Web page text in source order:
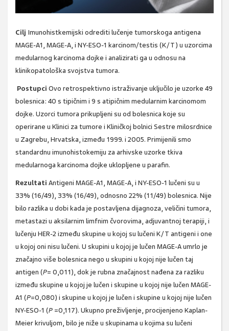
Cilj Imunohistkemijski odrediti lučenje tumorskoga antigena
MAGE-A1, MAGE-A, i NY-ESO-1 karcinom/testis (K/T) u uzorcima
medularnog karcinoma dojke i analizirati ga u odnosu na
klinikopatološka svojstva tumora.
Postupci Ovo retrospektivno istraživanje uključilo je uzorke 49
bolesnica: 40 s tipičnim i 9 s atipičnim medularnim karcinomom
dojke. Uzorci tumora prikupljeni su od bolesnica koje su
operirane u Klinici za tumore i Kliničkoj bolnici Sestre milosrdnice
u Zagrebu, Hrvatska, između 1999. i 2005. Primijenili smo
standardnu imunohistokemiju za arhivske uzorke tkiva
medularnoga karcinoma dojke uklopljene u parafin.
Rezultati Antigeni MAGE-A1, MAGE-A, i NY-ESO-1 lučeni su u
33% (16/49), 33% (16/49), odnosno 22% (11/49) bolesnica. Nije
bilo razlika u dobi kada je postavljena dijagnoza, veličini tumora,
metastazi u aksilarnim limfnim čvorovima, adjuvantnoj terapiji, i
lučenju HER-2 između skupine u kojoj su lučeni K/T antigeni i one
u kojoj oni nisu lučeni. U skupini u kojoj je lučen MAGE-A umrlo je
značajno više bolesnica nego u skupini u kojoj nije lučen taj
antigen (P= 0,011), dok je rubna značajnost nađena za razliku
između skupine u kojoj je lučen i skupine u kojoj nije lučen MAGE-
A1 (P=0,080) i skupine u kojoj je lučen i skupine u kojoj nije lučen
NY-ESO-1 (P =0,117). Ukupno preživljenje, procijenjeno Kaplan-
Meier krivuljom, bilo je niže u skupinama u kojima su lučeni